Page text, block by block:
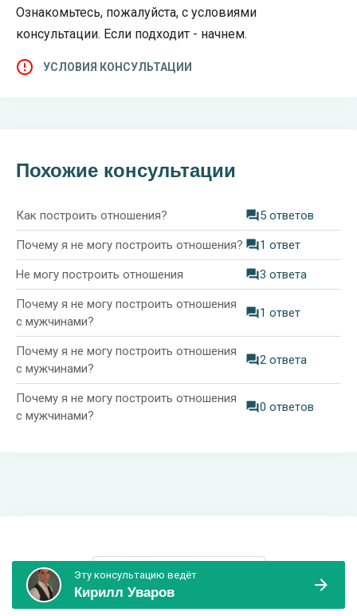
Ознакомьтесь, пожалуйста, с условиями
консультации. Если подходит - начнем.
УСЛОВИЯ КОНСУЛЬТАЦИИ
Похожие консультации
Как построить отношения? 5 ответов
Почему я не могу построить отношения? 1 ответ
Не могу построить отношения 3 ответа
Почему я не могу построить отношения
с мужчинами?
1 ответ
Почему я не могу построить отношения
с мужчинами?
2 ответа
Почему я не могу построить отношения
с мужчинами?
0 ответов
Эту консультацию ведёт
Кирилл Уваров